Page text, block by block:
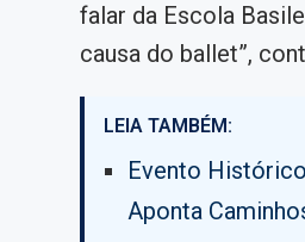
falar da Escola
causa do ballet”,
LEIA TAMBÉM:
Evento
Aponta